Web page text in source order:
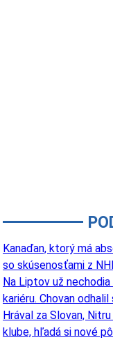
Kanaďan, ktorý má
so skúsenosťami z
Na Liptov už
kariéru. Chovan
Hrával za Slovan,
klube, hľadá si nové